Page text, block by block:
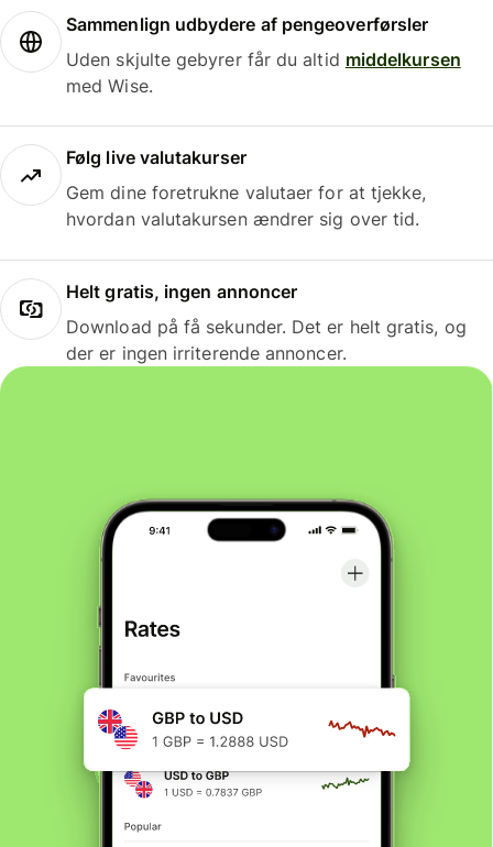
Sammenlign udbydere af pengeoverførsler
Uden skjulte gebyrer får du altid middelkursen
med Wise.
Følg live valutakurser
Gem dine foretrukne valutaer for at tjekke,
hvordan valutakursen ændrer sig over tid.
Helt gratis, ingen annoncer
Download på få sekunder. Det er helt gratis, og
der er ingen irriterende annoncer.